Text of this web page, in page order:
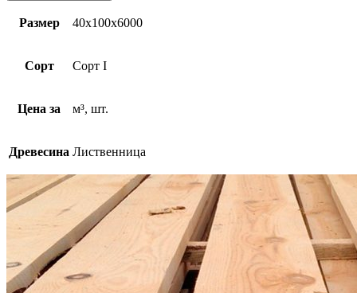
Размер 40х100х6000
Сорт Сорт I
Цена за м³, шт.
Древесина Лиственница